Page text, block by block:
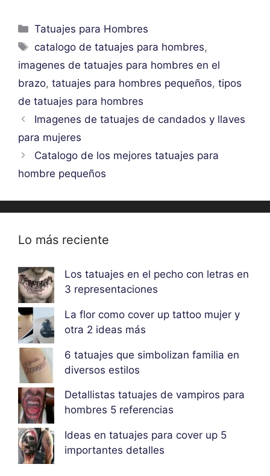
Categorías
Tatuajes para Hombres
Etiquetas
catalogo de tatuajes para hombres,
imagenes de tatuajes para hombres en el
brazo, tatuajes para hombres pequeños, tipos
de tatuajes para hombres
Imagenes de tatuajes de candados y llaves
para mujeres
Catalogo de los mejores tatuajes para
hombre pequeños
Lo más reciente
Los tatuajes en el pecho con letras en
3 representaciones
La flor como cover up tattoo mujer y
otra 2 ideas más
6 tatuajes que simbolizan familia en
diversos estilos
Detallistas tatuajes de vampiros para
hombres 5 referencias
Ideas en tatuajes para cover up 5
importantes detalles